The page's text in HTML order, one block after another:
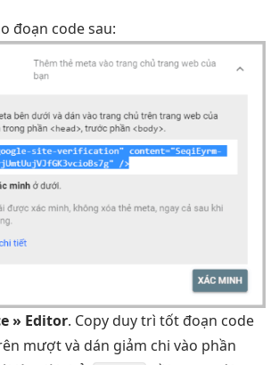
đoạn code sau:
» Editor. Copy duy trì tốt đoạn code
mượtvà dán giảm chi vào phần